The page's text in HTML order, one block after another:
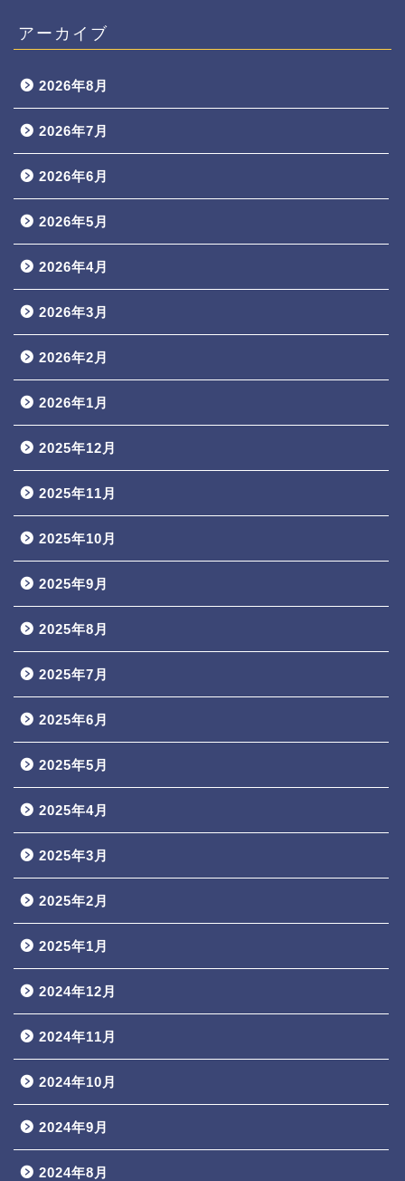
アーカイブ
2026年8月
2026年7月
2026年6月
2026年5月
2026年4月
2026年3月
2026年2月
2026年1月
2025年12月
2025年11月
2025年10月
2025年9月
2025年8月
2025年7月
2025年6月
2025年5月
2025年4月
2025年3月
2025年2月
2025年1月
2024年12月
2024年11月
2024年10月
2024年9月
2024年8月